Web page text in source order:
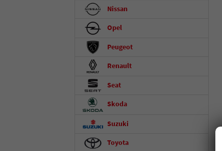
Nissan
Opel
Peugeot
Renault
Seat
Skoda
Suzuki
Toyota